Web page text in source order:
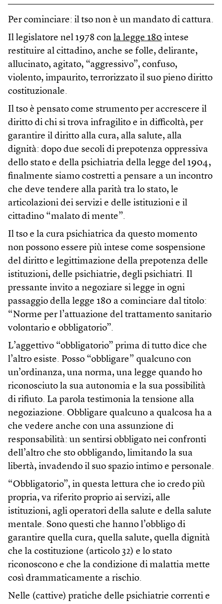
Per cominciare: il tso non è un mandato di cattura.
Il legislatore nel 1978 con la legge 180 intese
restituire al cittadino, anche se folle, delirante,
allucinato, agitato, “aggressivo”, confuso,
violento, impaurito, terrorizzato il suo pieno diritto
costituzionale.
Il tso è pensato come strumento per accrescere il
diritto di chi si trova infragilito e in difficoltà, per
garantire il diritto alla cura, alla salute, alla
dignità: dopo due secoli di prepotenza oppressiva
dello stato e della psichiatria della legge del 1904,
finalmente siamo costretti a pensare a un incontro
che deve tendere alla parità tra lo stato, le
articolazioni dei servizi e delle istituzioni e il
cittadino “malato di mente”.
Il tso e la cura psichiatrica da questo momento
non possono essere più intese come sospensione
del diritto e legittimazione della prepotenza delle
istituzioni, delle psichiatrie, degli psichiatri. Il
pressante invito a negoziare si legge in ogni
passaggio della legge 180 a cominciare dal titolo:
“Norme per l’attuazione del trattamento sanitario
volontario e obbligatorio”.
L’aggettivo “obbligatorio” prima di tutto dice che
l’altro esiste. Posso “obbligare” qualcuno con
un’ordinanza, una norma, una legge quando ho
riconosciuto la sua autonomia e la sua possibilità
di rifiuto. La parola testimonia la tensione alla
negoziazione. Obbligare qualcuno a qualcosa ha a
che vedere anche con una assunzione di
responsabilità: un sentirsi obbligato nei confronti
dell’altro che sto obbligando, limitando la sua
libertà, invadendo il suo spazio intimo e personale.
“Obbligatorio”, in questa lettura che io credo più
propria, va riferito proprio ai servizi, alle
istituzioni, agli operatori della salute e della salute
mentale. Sono questi che hanno l’obbligo di
garantire quella cura, quella salute, quella dignità
che la costituzione (articolo 32) e lo stato
riconoscono e che la condizione di malattia mette
così drammaticamente a rischio.
Nelle (cattive) pratiche delle psichiatrie correnti e